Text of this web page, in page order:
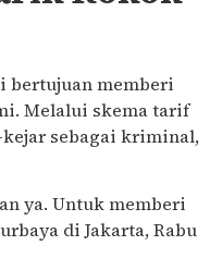
bertujuan memberi
Melalui skema tarif
sebagai kriminal,
ya. Untuk memberi
di Jakarta, Rabu